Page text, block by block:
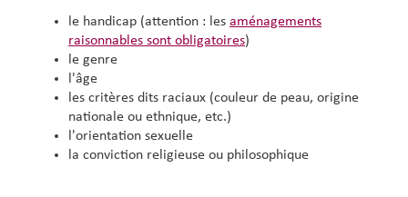
le handicap (attention : les aménagements
raisonnables sont obligatoires)
le genre
l'âge
les critères dits raciaux (couleur de peau, origine
nationale ou ethnique, etc.)
l'orientation sexuelle
la conviction religieuse ou philosophique